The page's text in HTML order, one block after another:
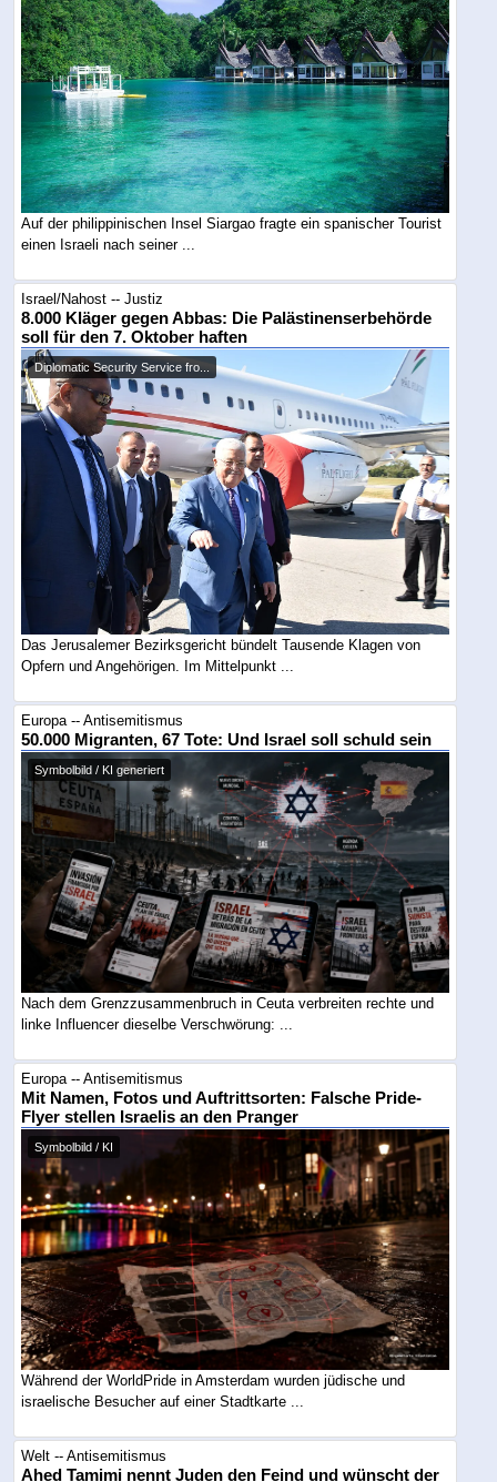
Auf der philippinischen Insel Siargao fragte ein spanischer Tourist
einen Israeli nach seiner ...
Israel/Nahost -- Justiz
8.000 Kläger gegen Abbas: Die Palästinenserbehörde
soll für den 7. Oktober haften
Diplomatic Security Service fro...
Das Jerusalemer Bezirksgericht bündelt Tausende Klagen von
Opfern und Angehörigen. Im Mittelpunkt ...
Europa -- Antisemitismus
50.000 Migranten, 67 Tote: Und Israel soll schuld sein
Symbolbild / KI generiert
Nach dem Grenzzusammenbruch in Ceuta verbreiten rechte und
linke Influencer dieselbe Verschwörung: ...
Europa -- Antisemitismus
Mit Namen, Fotos und Auftrittsorten: Falsche Pride-
Flyer stellen Israelis an den Pranger
Symbolbild / KI
Während der WorldPride in Amsterdam wurden jüdische und
israelische Besucher auf einer Stadtkarte ...
Welt -- Antisemitismus
Ahed Tamimi nennt Juden den Feind und wünscht der